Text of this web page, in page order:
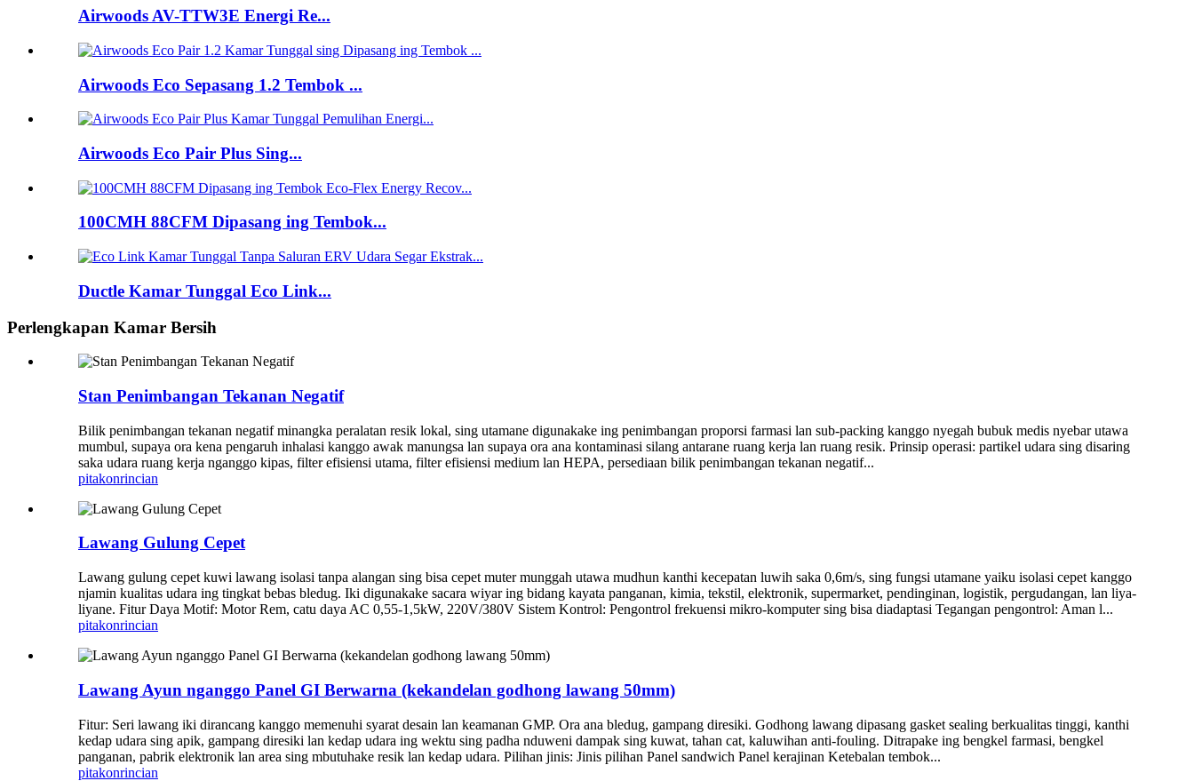
Airwoods AV-TTW3E Energi Re...
Airwoods Eco Sepasang 1.2 Tembok ...
Airwoods Eco Pair Plus Sing...
100CMH 88CFM Dipasang ing Tembok...
Ductle Kamar Tunggal Eco Link...
Perlengkapan Kamar Bersih
Stan Penimbangan Tekanan Negatif
Bilik penimbangan tekanan negatif minangka peralatan resik lokal, sing utamane digunakake ing penimbangan proporsi farmasi lan sub-packing kanggo nyegah bubuk medis nyebar utawa
mumbul, supaya ora kena pengaruh inhalasi kanggo awak manungsa lan supaya ora ana kontaminasi silang antarane ruang kerja lan ruang resik. Prinsip operasi: partikel udara sing disaring
saka udara ruang kerja nganggo kipas, filter efisiensi utama, filter efisiensi medium lan HEPA, persediaan bilik penimbangan tekanan negatif...
pitakonrincian
Lawang Gulung Cepet
Lawang gulung cepet kuwi lawang isolasi tanpa alangan sing bisa cepet muter munggah utawa mudhun kanthi kecepatan luwih saka 0,6m/s, sing fungsi utamane yaiku isolasi cepet kanggo
njamin kualitas udara ing tingkat bebas bledug. Iki digunakake sacara wiyar ing bidang kayata panganan, kimia, tekstil, elektronik, supermarket, pendinginan, logistik, pergudangan, lan liya-
liyane. Fitur Daya Motif: Motor Rem, catu daya AC 0,55-1,5kW, 220V/380V Sistem Kontrol: Pengontrol frekuensi mikro-komputer sing bisa diadaptasi Tegangan pengontrol: Aman l...
pitakonrincian
Lawang Ayun nganggo Panel GI Berwarna (kekandelan godhong lawang 50mm)
Fitur: Seri lawang iki dirancang kanggo memenuhi syarat desain lan keamanan GMP. Ora ana bledug, gampang diresiki. Godhong lawang dipasang gasket sealing berkualitas tinggi, kanthi
kedap udara sing apik, gampang diresiki lan kedap udara ing wektu sing padha nduweni dampak sing kuwat, tahan cat, kaluwihan anti-fouling. Ditrapake ing bengkel farmasi, bengkel
panganan, pabrik elektronik lan area sing mbutuhake resik lan kedap udara. Pilihan jinis: Jinis pilihan Panel sandwich Panel kerajinan Ketebalan tembok...
pitakonrincian